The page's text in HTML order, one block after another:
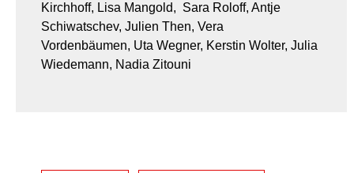
Kirchhoff, Lisa Mangold, Sara Roloff, Antje
Schiwatschev, Julien Then, Vera
Vordenbäumen, Uta Wegner, Kerstin Wolter, Julia
Wiedemann, Nadia Zitouni